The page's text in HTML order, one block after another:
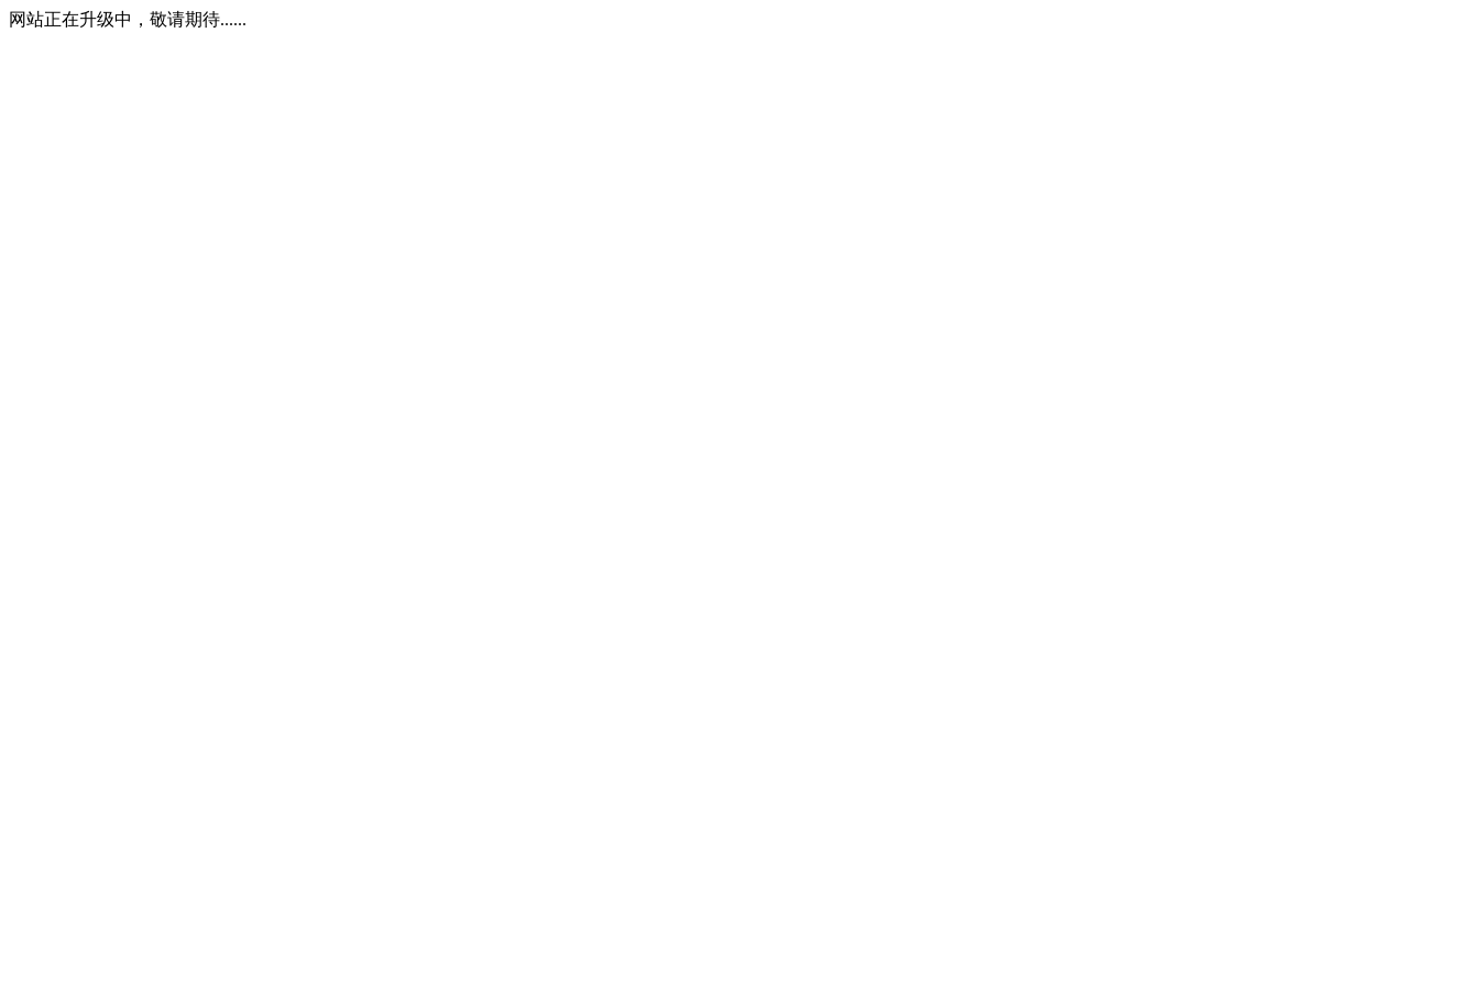
网站正在升级中，敬请期待......